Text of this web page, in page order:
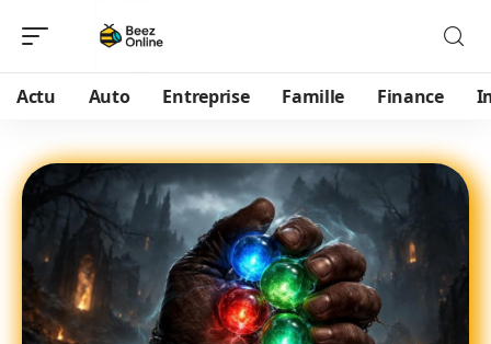
Actu Auto Entreprise Famille Finance